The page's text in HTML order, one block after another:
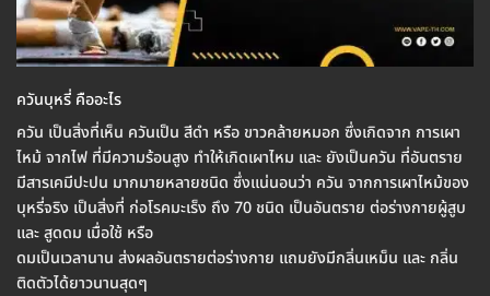
ควันบุหรี่ คืออะไร
ควัน เป็นสิ่งที่เห็น ควันเป็น สีดำ หรือ ขาวคล้ายหมอก ซึ่งเกิดจาก การเผา
ไหม้ จากไฟ ที่มีความร้อนสูง ทำให้เกิดเผาไหม และ ยังเป็นควัน ที่อันตราย
มีสารเคมีปะปน มากมายหลายชนิด ซึ่งแน่นอนว่า ควัน จากการเผาไหม้ของ
บุหรี่จริง เป็นสิ่งที่ ก่อโรคมะเร็ง ถึง 70 ชนิด เป็นอันตราย ต่อร่างกายผู้สูบ
และ สูดดม เมื่อใช้ หรือ
ดมเป็นเวลานาน ส่งผลอันตรายต่อร่างกาย แถมยังมีกลิ่นเหม็น และ กลิ่น
ติดตัวได้ยาวนานสุดๆ